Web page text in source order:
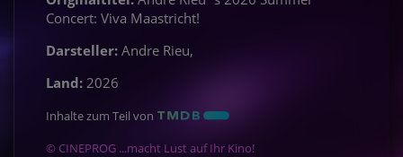
Concert: Viva Maastricht!
Darsteller: Andre Rieu,
Land: 2026
Inhalte zum Teil von
© CINEPROG ...macht Lust auf Ihr Kino!